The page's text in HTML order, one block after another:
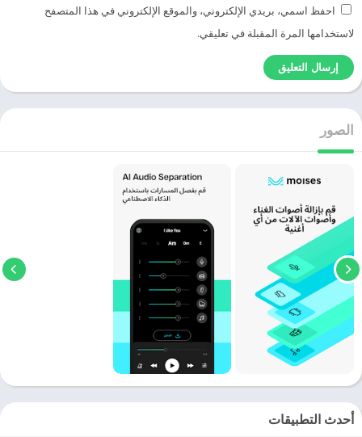
احفظ اسمي، بريدي الإلكتروني، والموقع الإلكتروني في هذا المتصفح
لاستخدامها المرة المقبلة في تعليقي.
الصور
أحدث التطبيقات